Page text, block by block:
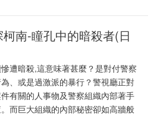
南-瞳孔中的暗殺者(日
遭暗殺,這意味著甚麼？是對付警察
、或是過激派的暴行？警視廳正對
有關的人事物及警察組織內部著手
而巨大組織的內部秘密卻如高牆般